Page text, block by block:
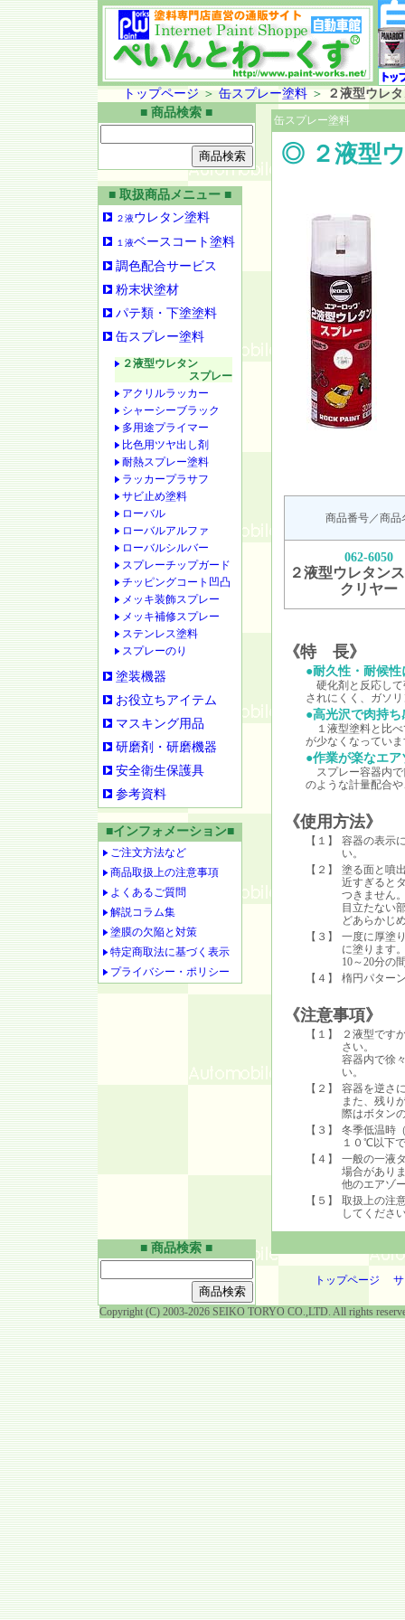
トップページ ＞ 缶スプレー塗料＞
２液型ウレ
■ 商品検索 ■
■ 取扱商品メニュー ■
２液ウレタン塗料
１液ベースコート塗料
調色配合サービス
粉末状塗材
パテ類・下塗塗料
缶スプレー塗料
２液型ウレタン
スプレー
アクリルラッカー
シャーシーブラック
多用途プライマー
比色用ツヤ出し剤
耐熱スプレー塗料
ラッカープラサフ
サビ止め塗料
ローバル
ローバルアルファ
ローバルシルバー
スプレーチップガード
チッピングコート凹凸
メッキ装飾スプレー
メッキ補修スプレー
ステンレス塗料
スプレーのり
塗装機器
お役立ちアイテム
マスキング用品
研磨剤・研磨機器
安全衛生保護具
参考資料
■インフォメーション■
ご注文方法など
商品取扱上の注意事項
よくあるご質問
解説コラム集
塗膜の欠陥と対策
特定商取法に基づく表示
プライバシー・ポリシー
缶スプレー塗料
◎ ２液型
商品番号／商品
062-6050
２液型ウレタン
クリヤー
《特 長》
●耐久性・耐候
硬化剤と反応して
されにくく、ガソ
●高光沢で肉持
１液型塗料と比べ
が少なくなっていま
●作業が楽なエア
スプレー容器内で
のような計量配合
《使用方法》
【１】
容器の表示
い。
【２】
塗る面と噴
近すぎると
つきません
目立たない
どあらかじ
【３】
一度に厚塗
に塗ります
10～20分の
【４】
楕円パター
《注意事項》
【１】
２液型です
さい。
容器内で徐
い。
【２】
容器を逆さ
また、残り
際はボタン
【３】
冬季低温時
１０℃以下
【４】
一般の一液
場合があり
他のエアゾ
【５】
取扱上の注
してくださ
トップページ
■ 商品検索 ■
Copyright (C) 2003-2026 SEIKO TORYO CO.,LTD. All rights